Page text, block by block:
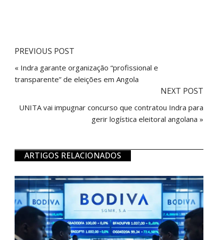
PREVIOUS POST
« Indra garante organização “profissional e
transparente” de eleições em Angola
NEXT POST
UNITA vai impugnar concurso que contratou Indra para
gerir logística eleitoral angolana »
ARTIGOS RELACIONADOS